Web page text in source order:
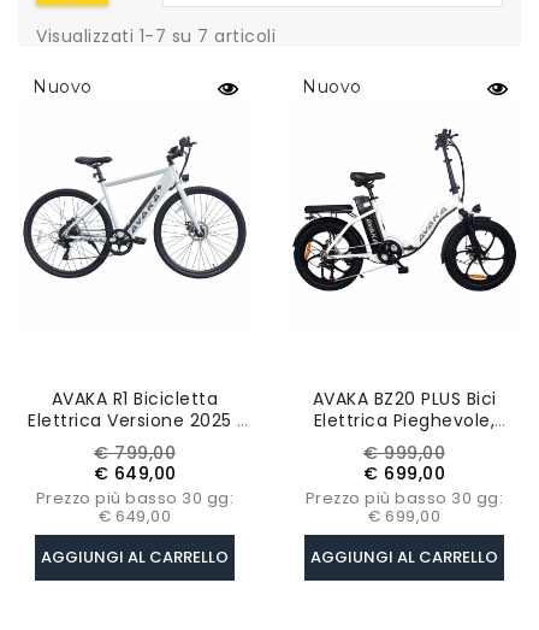
Visualizzati 1-7 su 7 articoli
Nuovo
AVAKA R1 Bicicletta
Elettrica Versione 2025 ,
Motore 250W, Batteria
36V 7,8Ah, Pneumatici
700C, Velocità Massima
32km/h - Bianco
Prezzo
base
€ 799,00Prezzo
€ 649,00
Prezzo più basso 30 gg:
€ 649,00
AGGIUNGI AL CARRELLO
Nuovo
AVAKA BZ20 PLUS Bici
Elettrica Pieghevole,
Batteria 48V 18.2Ah,
Ruota Monopezzo -
Bianco
Prezzo
base
€ 999,00Prezzo
€ 699,00
Prezzo più basso 30 gg:
€ 699,00
AGGIUNGI AL CARRELLO